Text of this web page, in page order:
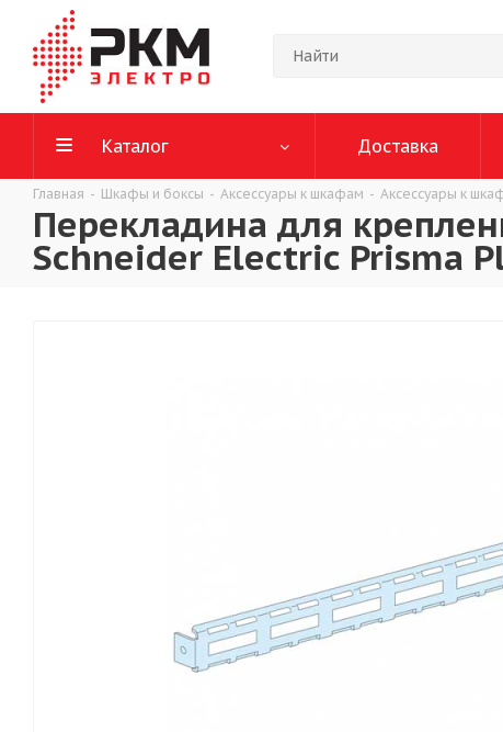
Каталог Доставка
Главная - Шкафы и боксы - Аксессуары к шкафам - Аксессуары к
Перекладина для
Schneider Electric Prisma